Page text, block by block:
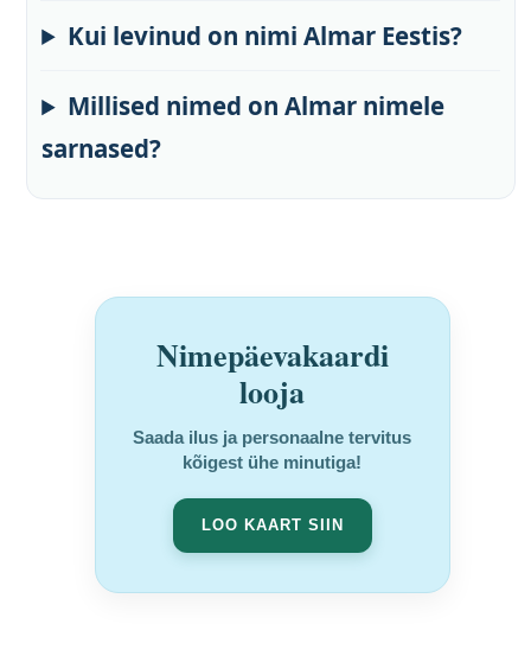
Kui levinud on nimi Almar Eestis?
Millised nimed on Almar nimele
sarnased?
Nimepäevakaardi
looja
Saada ilus ja personaalne tervitus
kõigest ühe minutiga!
LOO KAART SIIN